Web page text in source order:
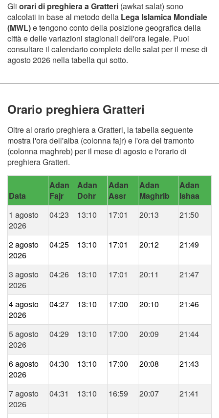
Gli orari di preghiera a Gratteri (awkat salat) sono
calcolati in base al metodo della Lega Islamica Mondiale
(MWL)e tengono conto della posizione geografica della
città e delle variazioni stagionali dell'ora legale. Puoi
consultare il calendario completo delle salat per il mese di
agosto 2026 nella tabella qui sotto.
Orario preghiera Gratteri
Oltre al orario preghiera a Gratteri, la tabella seguente
mostra l'ora dell'alba (colonna fajr) e l'ora del tramonto
(colonna maghreb) per il mese di agosto e l'orario di
preghiera Gratteri.
Data
Adan
Fajr
Adan
Dohr
Adan
Assr
Adan
Maghrib
Adan
Ishaa
1 agosto
2026
04:23 13:10 17:01 20:13 21:50
2 agosto
2026
04:25 13:10 17:01 20:12 21:49
3 agosto
2026
04:26 13:10 17:01 20:11 21:47
4 agosto
2026
04:27 13:10 17:00 20:10 21:46
5 agosto
2026
04:29 13:10 17:00 20:09 21:44
6 agosto
2026
04:30 13:10 17:00 20:08 21:43
7 agosto
2026
04:31 13:10 16:59 20:07 21:41